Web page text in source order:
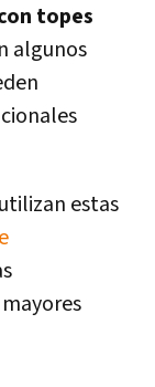
topes
algunos
estas